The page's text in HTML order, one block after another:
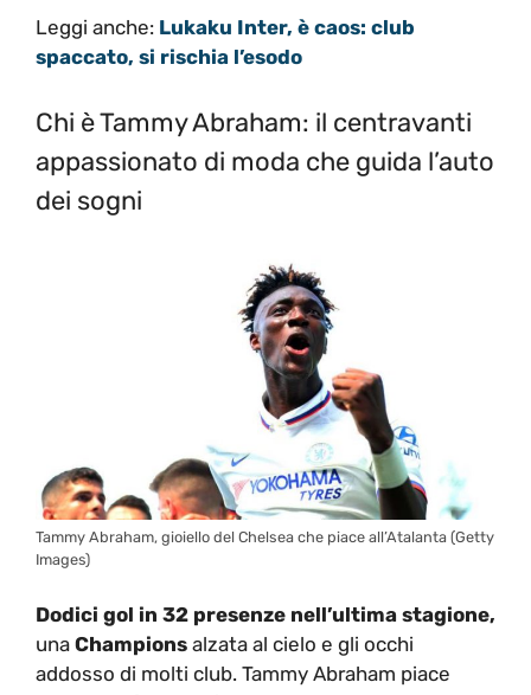
Leggi anche: Lukaku Inter, è caos: club
spaccato, si rischia l’esodo
Chi è Tammy Abraham: il centravanti
appassionato di moda che guida l’auto
dei sogni
Tammy Abraham, gioiello del Chelsea che piace all’Atalanta (Getty
Images)
Dodici gol in 32 presenze nell’ultima stagione,
una Champions alzata al cielo e gli occhi
addosso di molti club. Tammy Abraham piace